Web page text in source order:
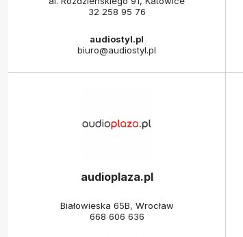
32 258 95 76
audiostyl.pl
biuro@audiostyl.pl
audioplaza.pl
Białowieska 65B, Wrocław
668 606 636